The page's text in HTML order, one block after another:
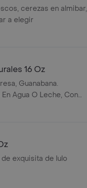
cerezas en almibar,
a elegir
16 Oz
Guanabana.
Agua O Leche, Con
Al Gusto.
exquisita de lulo